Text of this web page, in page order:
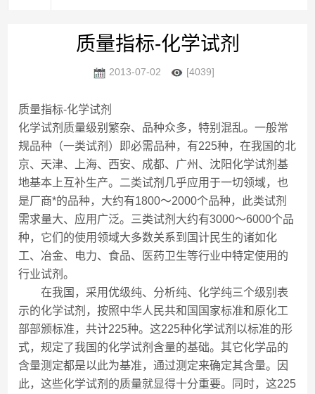
质量指标-化学试剂
2013-07-02 [4039]
质量指标-化学试剂
化学试剂质量级别繁杂、品种众多，特别混乱。一般常
规品种（一类试剂）即必需品种，有225种，在我国的北
京、天津、上海、西安、成都、广州、沈阳化学试剂基
地基本上互补生产。二类试剂几乎应用于一切领域，也
是厂商*的品种，大约有1800～2000个品种，此类试剂
需求量大、应用广泛。三类试剂大约有3000～6000个品
种，它们的使用领域大多数关系到国计民生的诸如化
工、冶金、电力、食品、医药卫生等行业中特定使用的
行业试剂。
在我国，采用优级纯、分析纯、化学纯三个级别表
示的化学试剂，按照中华人民共和国国家标准和原化工
部部颁标准，共计225种。这225种化学试剂以标准的形
式，规定了我国的化学试剂含量的基础。其它化学品的
含量测定都是以此为基准，通过测定来确定其含量。因
此，这些化学试剂的质量就显得十分重要。同时，这225